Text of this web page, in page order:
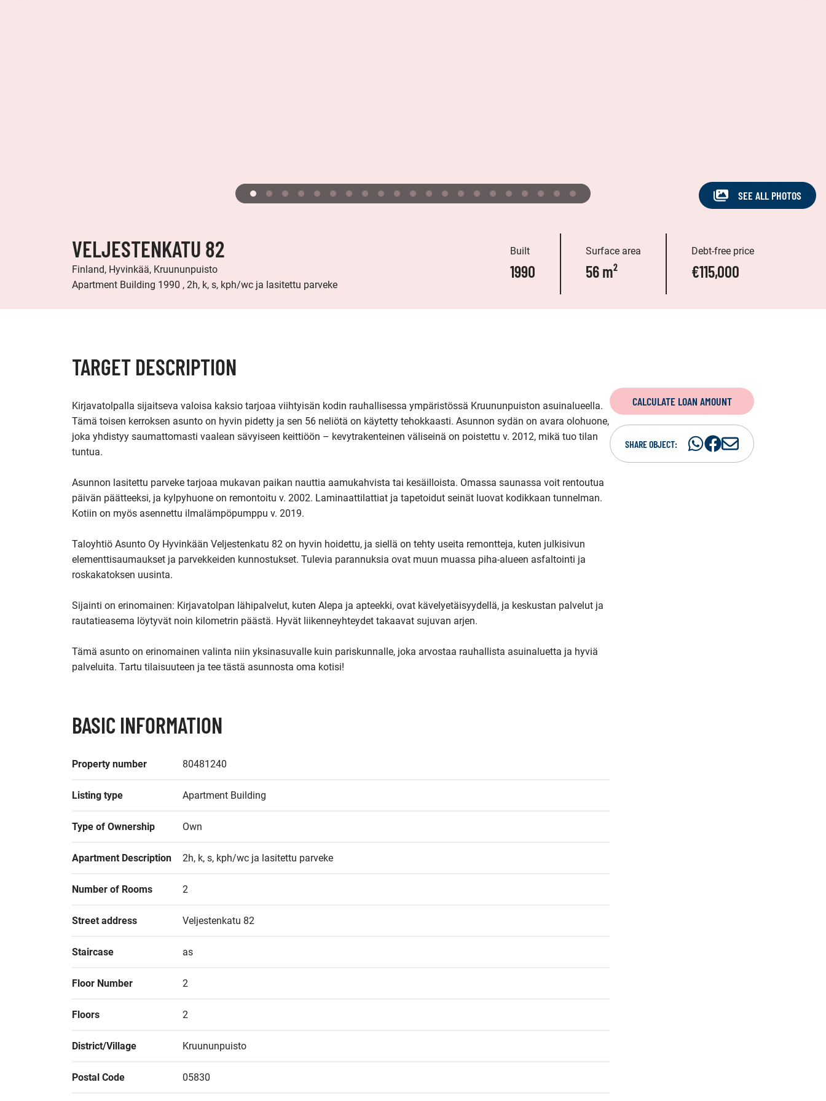
SEE ALL PHOTOS
VELJESTENKATU 82
Finland, Hyvinkää, Kruununpuisto
Apartment Building 1990 , 2h, k, s, kph/wc ja lasitettu parveke
Built
1990
Surface area
56 m²
Debt-free price
€115,000
TARGET DESCRIPTION
Kirjavatolpalla sijaitseva valoisa kaksio tarjoaa viihtyisän kodin rauhallisessa ympäristössä Kruununpuiston asuinalueella.
Tämä toisen kerroksen asunto on hyvin pidetty ja sen 56 neliötä on käytetty tehokkaasti. Asunnon sydän on avara olohuone,
joka yhdistyy saumattomasti vaalean sävyiseen keittiöön – kevytrakenteinen väliseinä on poistettu v. 2012, mikä tuo tilan
tuntua.
Asunnon lasitettu parveke tarjoaa mukavan paikan nauttia aamukahvista tai kesäilloista. Omassa saunassa voit rentoutua
päivän päätteeksi, ja kylpyhuone on remontoitu v. 2002. Laminaattilattiat ja tapetoidut seinät luovat kodikkaan tunnelman.
Kotiin on myös asennettu ilmalämpöpumppu v. 2019.
Taloyhtiö Asunto Oy Hyvinkään Veljestenkatu 82 on hyvin hoidettu, ja siellä on tehty useita remontteja, kuten julkisivun
elementtisaumaukset ja parvekkeiden kunnostukset. Tulevia parannuksia ovat muun muassa piha-alueen asfaltointi ja
roskakatoksen uusinta.
Sijainti on erinomainen: Kirjavatolpan lähipalvelut, kuten Alepa ja apteekki, ovat kävelyetäisyydellä, ja keskustan palvelut ja
rautatieasema löytyvät noin kilometrin päästä. Hyvät liikenneyhteydet takaavat sujuvan arjen.
Tämä asunto on erinomainen valinta niin yksinasuvalle kuin pariskunnalle, joka arvostaa rauhallista asuinaluetta ja hyviä
palveluita. Tartu tilaisuuteen ja tee tästä asunnosta oma kotisi!
BASIC INFORMATION
Property number 80481240
Listing type Apartment Building
Type of Ownership Own
Apartment Description 2h, k, s, kph/wc ja lasitettu parveke
Number of Rooms 2
Street address Veljestenkatu 82
Staircase as
Floor Number 2
Floors 2
District/Village Kruununpuisto
Postal Code 05830
CALCULATE LOAN AMOUNT
SHARE OBJECT:
ShareShare
S